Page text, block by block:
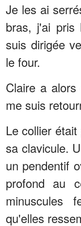
Je les ai
bras, j'ai pris
suis dirigée
le four.
Claire a
me suis
Le collier
sa clavicule.
un pendentif
profond au
minuscules
qu'elles